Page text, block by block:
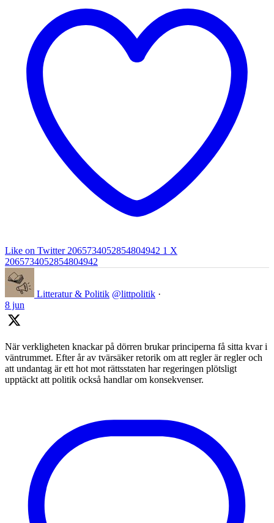
Like on Twitter 2065734052854804942 1 X
2065734052854804942
Litteratur & Politik @littpolitik ·
8 jun
När verkligheten knackar på dörren brukar principerna få sitta kvar i
väntrummet. Efter år av tvärsäker retorik om att regler är regler och
att undantag är ett hot mot rättsstaten har regeringen plötsligt
upptäckt att politik också handlar om konsekvenser.